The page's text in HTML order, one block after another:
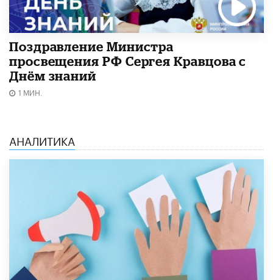
Поздравление Министра
просвещения РФ Сергея Кравцова с
Днём знаний
1 МИН.
АНАЛИТИКА